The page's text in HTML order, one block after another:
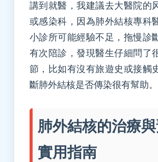
講到就醫，我建議去大醫院的
或感染科，因為肺外結核專科
小診所可能經驗不足，拖慢診
有次陪診，發現醫生仔細問了
節，比如有沒有旅遊史或接觸
斷肺外結核是否傳染很有幫助。
肺外結核的治療
實用指南